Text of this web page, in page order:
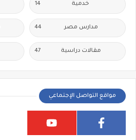
خدمية 14
مدارس مصر 44
مقالات دراسية 47
مواقع التواصل الإجتماعي